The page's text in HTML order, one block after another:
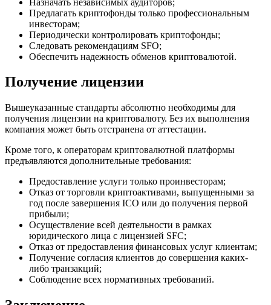
Предлагать криптофонды только профессиональным
инвесторам;
Периодически контролировать криптофонды;
Следовать рекомендациям SFO;
Обеспечить надежность обменов криптовалютой.
Получение лицензии
Вышеуказанные стандарты абсолютно необходимы для
получения лицензии на криптовалюту. Без их выполнения
компания может быть отстранена от аттестации.
Кроме того, к операторам криптовалютной платформы
предъявляются дополнительные требования:
Предоставление услуги только проинвесторам;
Отказ от торговли криптоактивами, выпущенными за
год после завершения ICO или до получения первой
прибыли;
Осуществление всей деятельности в рамках
юридического лица с лицензией SFC;
Отказ от предоставления финансовых услуг клиентам;
Получение согласия клиентов до совершения каких-
либо транзакций;
Соблюдение всех нормативных требований.